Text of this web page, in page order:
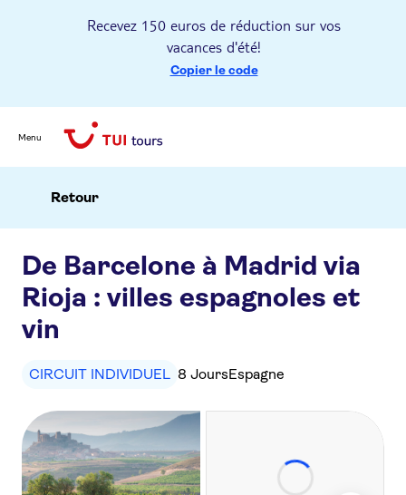
Recevez 150 euros de réduction sur vos
vacances d'été!
Copier le code
Menu
Retour
De Barcelone à Madrid via
Rioja : villes espagnoles et
vin
CIRCUIT INDIVIDUEL 8 JoursEspagne